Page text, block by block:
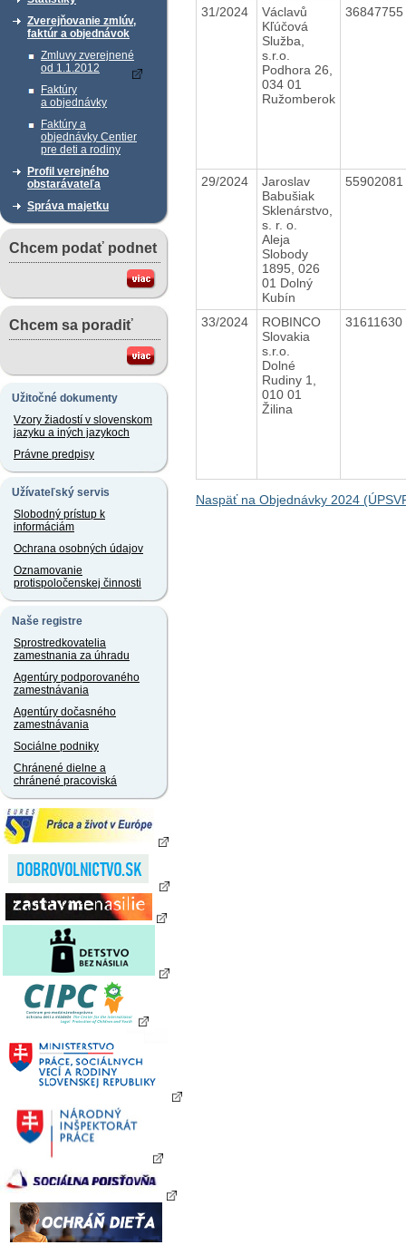
Zverejňovanie zmlúv,
faktúr a objednávok
Zmluvy zverejnené
od 1.1.2012
Faktúry
a objednávky
Faktúry a
objednávky Centier
pre deti a rodiny
Profil verejného
obstarávateľa
Správa majetku
Chcem podať podnet
Chcem sa poradiť
Užitočné dokumenty
Vzory žiadostí v slovenskom
jazyku a iných jazykoch
Právne predpisy
Užívateľský servis
Slobodný prístup k
informáciám
Ochrana osobných údajov
Oznamovanie
protispoločenskej činnosti
Naše registre
Sprostredkovatelia
zamestnania za úhradu
Agentúry podporovaného
zamestnávania
Agentúry dočasného
zamestnávania
Sociálne podniky
Chránené dielne a
chránené pracoviská
31/2024
Václavů
Kľúčová
Služba,
s.r.o.
Podhora 26,
034 01
Ružomberok
36847755
29/2024
Jaroslav
Babušiak
Sklenárstvo,
s. r. o.
Aleja
Slobody
1895, 026
01 Dolný
Kubín
55902081
33/2024
ROBINCO
Slovakia
s.r.o.
Dolné
Rudiny 1,
010 01
Žilina
31611630
Naspäť na Objednávky 2024